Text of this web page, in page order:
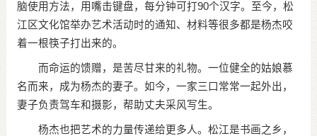
脑使用方法，用嘴击键盘，每分钟可打90个汉字。至今，松
江区文化馆举办艺术活动时的通知、材料等很多都是杨杰咬
着一根筷子打出来的。
而命运的馈赠，是苦尽甘来的礼物。一位健全的姑娘慕
名而来，成为杨杰的妻子。如今，一家三口常常一起外出，
妻子负责驾车和摄影，帮助丈夫采风写生。
杨杰也把艺术的力量传递给更多人。松江是书画之乡，